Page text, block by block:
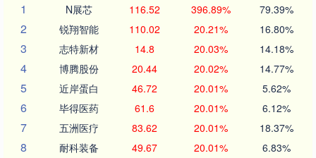
1
N展芯 116.52 396.89% 79.39%
2 锐翔智能 110.02 20.21% 16.80%
3 志特新材 14.8 20.03% 14.18%
4 博腾股份 20.44 20.02% 14.77%
5 近岸蛋白 46.72 20.01% 5.62%
6 毕得医药 61.6 20.01% 6.12%
7 五洲医疗 83.62 20.01% 18.37%
8 耐科装备 49.67 20.01% 6.83%